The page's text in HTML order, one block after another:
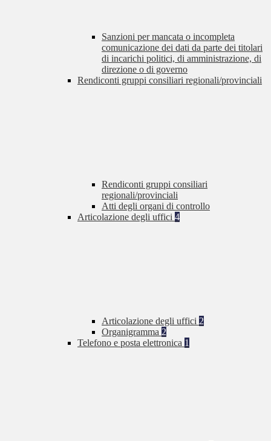
Sanzioni per mancata o incompleta
comunicazione dei dati da parte dei titolari
di incarichi politici, di amministrazione, di
direzione o di governo
Rendiconti gruppi consiliari regionali/provinciali
Rendiconti gruppi consiliari
regionali/provinciali
Atti degli organi di controllo
Articolazione degli uffici 4
Articolazione degli uffici 2
Organigramma 2
Telefono e posta elettronica 1